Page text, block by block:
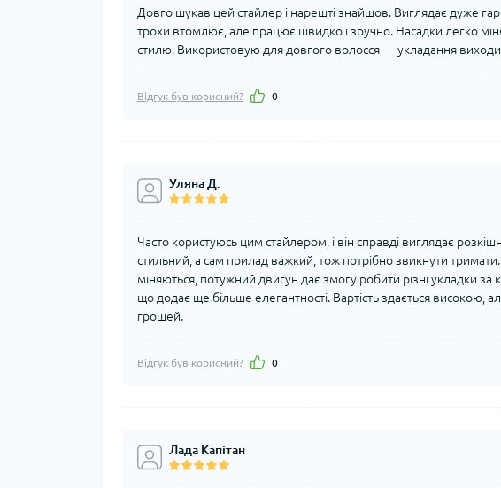
Довго шукав цей стайлер і нарешті знайшов. Виглядає дуже
трохи втомлює, але працює швидко і зручно. Насадки легко
стилю. Використовую для довгого волосся — укладання
Відгук був корисний? 0
Уляна Д.
Часто користуюсь цим стайлером, і він справді виглядає
стильний, а сам прилад важкий, тож потрібно звикнути
міняються, потужний двигун дає змогу робити різні укладки за
що додає ще більше елегантності. Вартість здається високою,
грошей.
Відгук був корисний? 0
Лада Капітан